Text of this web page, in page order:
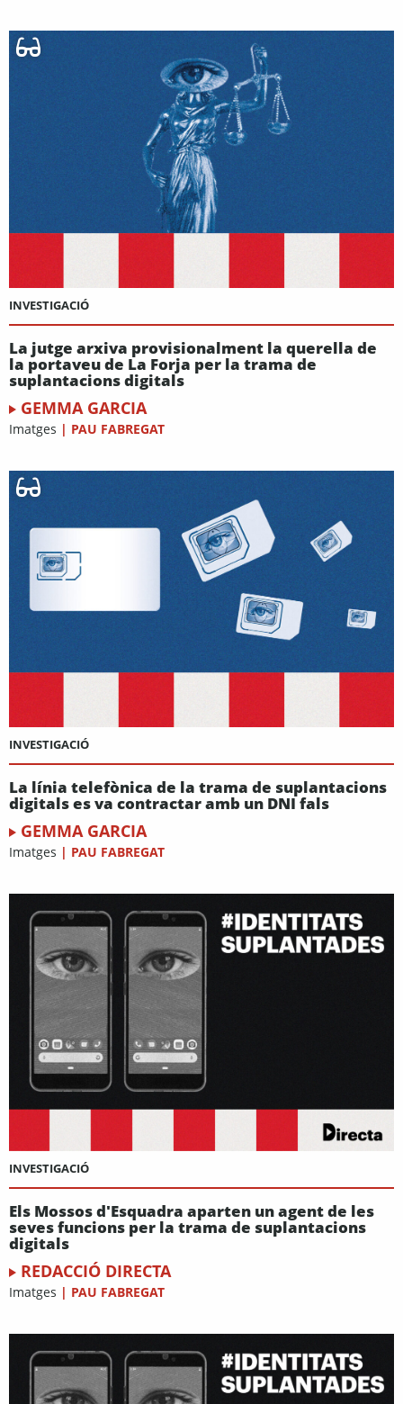
INVESTIGACIÓ
La jutge arxiva provisionalment la querella de
la portaveu de La Forja per la trama de
suplantacions digitals
GEMMA GARCIA
Imatges | PAU FABREGAT
INVESTIGACIÓ
La línia telefònica de la trama de suplantacions
digitals es va contractar amb un DNI fals
GEMMA GARCIA
Imatges | PAU FABREGAT
INVESTIGACIÓ
Els Mossos d'Esquadra aparten un agent de les
seves funcions per la trama de suplantacions
digitals
REDACCIÓ DIRECTA
Imatges | PAU FABREGAT